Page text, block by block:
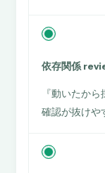
依存関係
『動いたか
確認が抜けや